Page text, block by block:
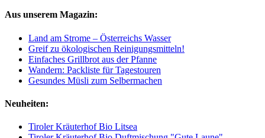
Aus unserem Magazin:
Land am Strome – Österreichs Wasser
Greif zu ökologischen Reinigungsmitteln!
Einfaches Grillbrot aus der Pfanne
Wandern: Packliste für Tagestouren
Gesundes Müsli zum Selbermachen
Neuheiten:
Tiroler Kräuterhof Bio Litsea